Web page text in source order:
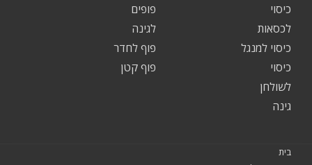
פופים
לגינה
פוף לחדר
פוף קטן
כיסוי
לכסאות
כיסוי למנגל
כיסוי
לשולחן
גינה
בית